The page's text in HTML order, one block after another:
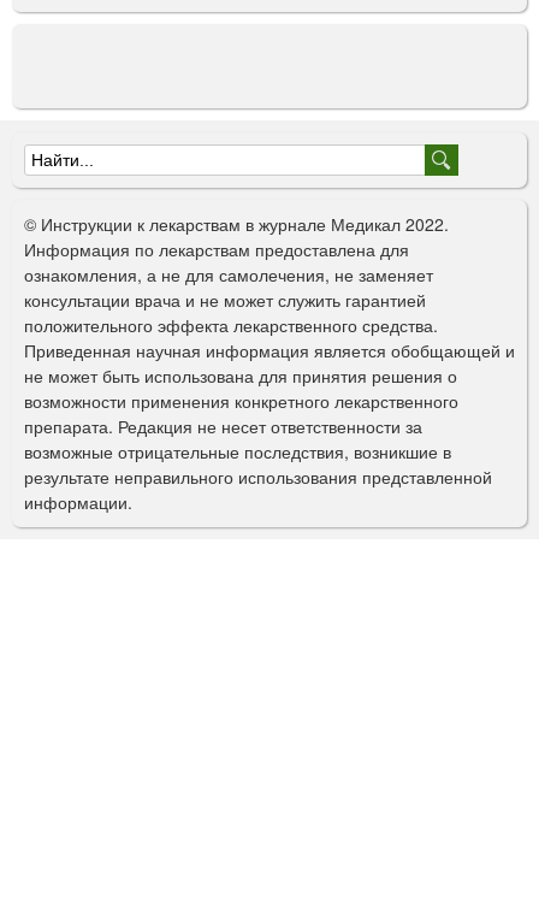
Ф
о
р
м
а
п
о
и
с
к
© Инструкции к лекарствам в журнале Медикал 2022.
Информация по лекарствам предоставлена для
ознакомления, а не для самолечения, не заменяет
консультации врача и не может служить гарантией
положительного эффекта лекарственного средства.
Приведенная научная информация является обобщающей и
не может быть использована для принятия решения о
возможности применения конкретного лекарственного
препарата. Редакция не несет ответственности за
возможные отрицательные последствия, возникшие в
результате неправильного использования представленной
информации.